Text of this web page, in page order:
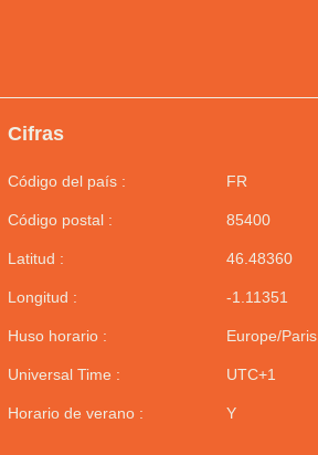
Cifras
Código del país : FR
Código postal : 85400
Latitud : 46.48360
Longitud : -1.11351
Huso horario : Europe/Paris
Universal Time : UTC+1
Horario de verano : Y